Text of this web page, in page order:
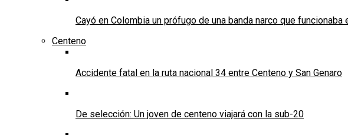
Cayó en Colombia un prófugo de una banda narco que funcionaba
Centeno
Accidente fatal en la ruta nacional 34 entre Centeno y San Genaro
De selección: Un joven de centeno viajará con la sub-20